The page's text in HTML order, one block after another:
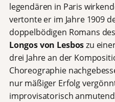
legendären in Paris
vertonte er im Jahre 1909
doppelbödigen Romans
Longos von Lesboszu
drei Jahre an der
Choreographie
nur mäßiger Erfolg
improvisatorisch